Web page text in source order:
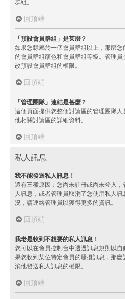
群組。
回頂端
「預設會員群組」是甚麼？
如果您隸屬於一個會員群組以上，那麼
的會員群組顏色和會員群組等級。管理
改預設會員群組的權限。
回頂端
「管理團隊」連結是甚麼？
這個頁面提供您整個討論區的管理團隊
他相關討論區的詳細資料。
回頂端
私人訊息
我不能發送私人訊息！
這有三種原因：您尚未註冊或尚未登入
人訊息，或者管理員取消了您使用私人
況，請連絡管理員以獲得更多的資訊。
回頂端
我老是收到不想要的私人訊息！
您可以在會員控制台中透過訊息規則以
果您收到某位特定會員的騷擾訊息，那
消他發送私人訊息的權限。
回頂端